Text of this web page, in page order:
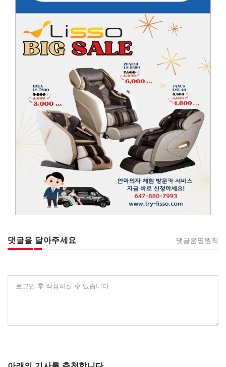
댓글을 달아주세요 댓글운영원칙
로그인 후 작성하실 수 있습니다